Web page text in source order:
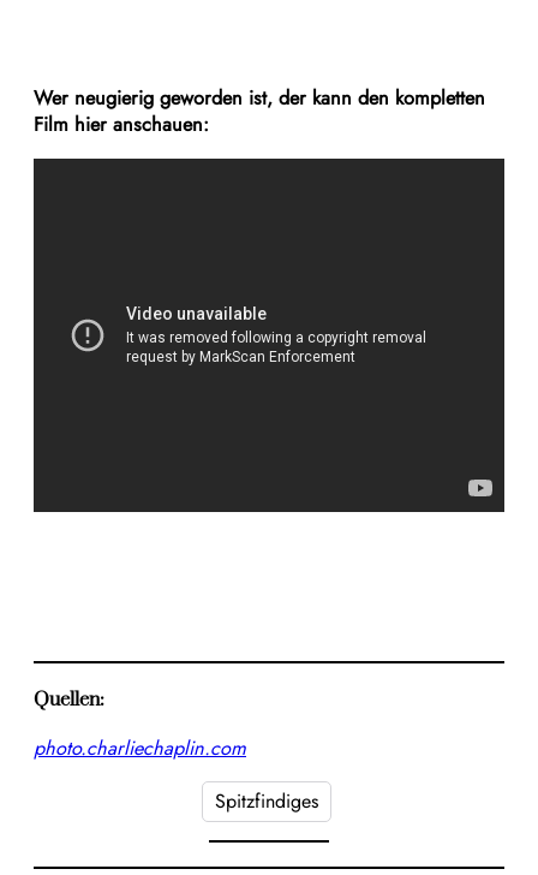
Wer neugierig geworden ist, der kann den kompletten
Film hier anschauen:
Quellen:
photo.charliechaplin.com
Spitzfindiges